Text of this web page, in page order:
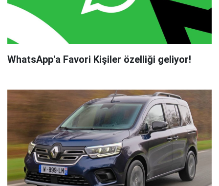
WhatsApp'a Favori Kişiler özelliği geliyor!